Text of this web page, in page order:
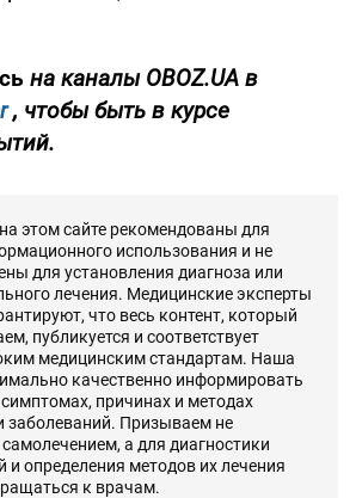
на каналы OBOZ.UA в
, чтобы быть в курсе
этом сайте рекомендованы для
использования и не
для установления диагноза или
лечения. Медицинские эксперты
что весь контент, который
публикуется и соответствует
медицинским стандартам. Наша
качественно информировать
симптомах, причинах и методах
заболеваний. Призываем не
а для диагностики
и определения методов их лечения
к врачам.